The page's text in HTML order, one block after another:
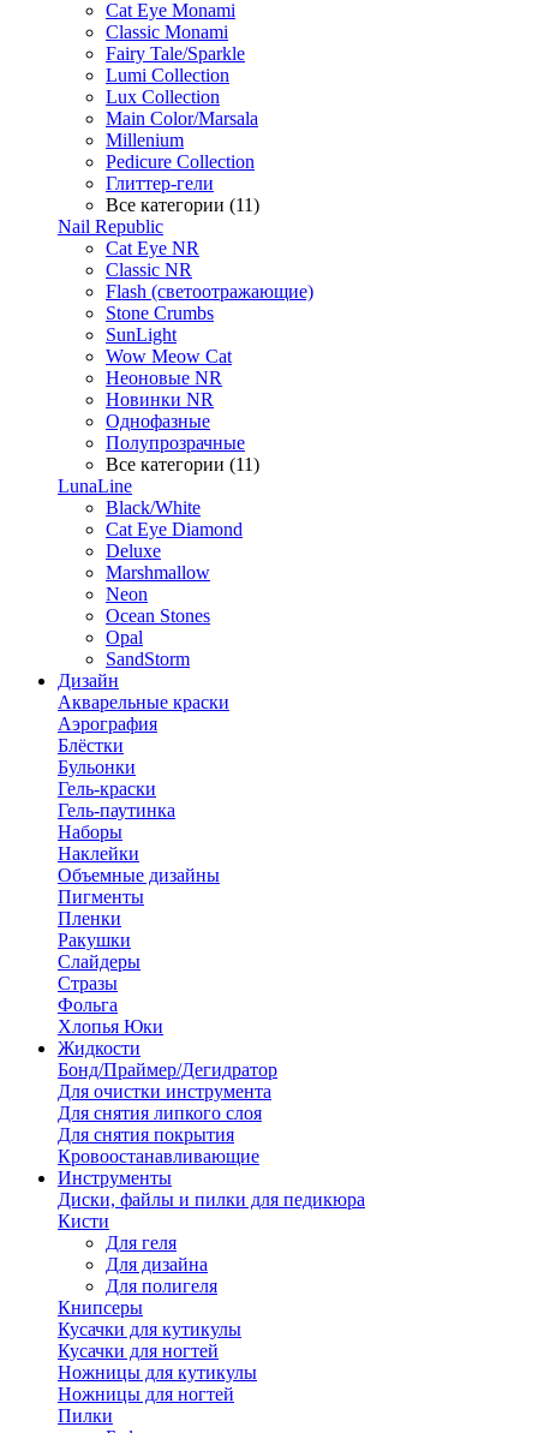
Cat Eye Monami
Classic Monami
Fairy Tale/Sparkle
Lumi Collection
Lux Collection
Main Color/Marsala
Millenium
Pedicure Collection
Глиттер-гели
Все категории (11)
Nail Republic
Cat Eye NR
Classic NR
Flash (светоотражающие)
Stone Crumbs
SunLight
Wow Meow Cat
Неоновые NR
Новинки NR
Однофазные
Полупрозрачные
Все категории (11)
LunaLine
Black/White
Cat Eye Diamond
Deluxe
Marshmallow
Neon
Ocean Stones
Opal
SandStorm
Дизайн
Акварельные краски
Аэрография
Блёстки
Бульонки
Гель-краски
Гель-паутинка
Наборы
Наклейки
Объемные дизайны
Пигменты
Пленки
Ракушки
Слайдеры
Стразы
Фольга
Хлопья Юки
Жидкости
Бонд/Праймер/Дегидратор
Для очистки инструмента
Для снятия липкого слоя
Для снятия покрытия
Кровоостанавливающие
Инструменты
Диски, файлы и пилки для педикюра
Кисти
Для геля
Для дизайна
Для полигеля
Книпсеры
Кусачки для кутикулы
Кусачки для ногтей
Ножницы для кутикулы
Ножницы для ногтей
Пилки